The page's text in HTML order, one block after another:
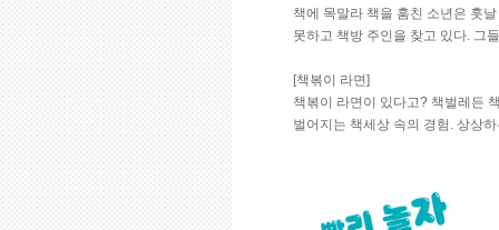
책에 목말라 책을 훔친 소년은 훗
못하고 책방 주인을 찾고 있다. 그
[책볶이 라면]
책볶이 라면이 있다고? 책벌레든
벌어지는 책세상 속의 경험. 상상